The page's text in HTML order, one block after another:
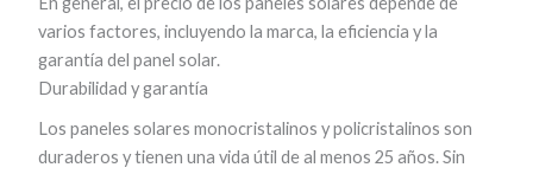
varios factores, incluyendo la marca, la eficiencia y la
garantía del panel solar.
Durabilidad y garantía
Los paneles solares monocristalinos y policristalinos son
duraderos y tienen una vida útil de al menos 25 años. Sin